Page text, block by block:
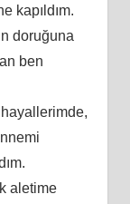
kapıldım.
doruğuna
ben
aletime